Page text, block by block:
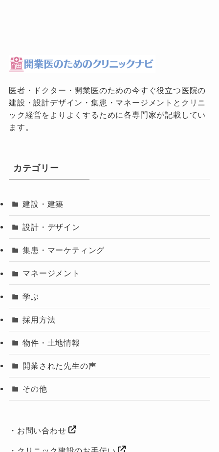
医者・ドクター・開業医のための今すぐ役立つ医院の
建設・設計デザイン・集患・マネージメントとクリニ
ック経営をよりよくするために各専門家が記載してい
ます。
カテゴリー
建設・建築
設計・デザイン
集患・マーケティング
マネージメント
学ぶ
採用方法
物件・土地情報
開業された先生の声
その他
・ お問い合わせ